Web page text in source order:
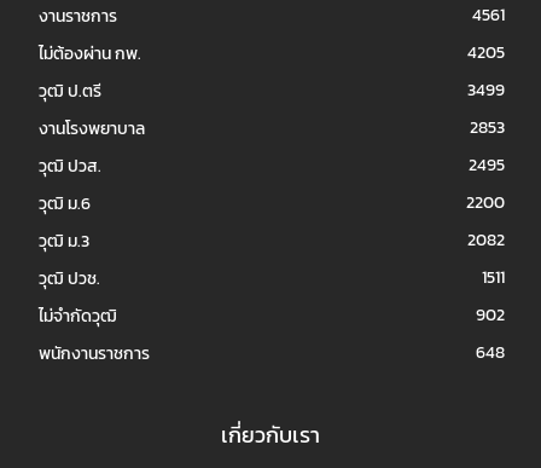
งานราชการ
4561
ไม่ต้องผ่าน กพ.
4205
วุฒิ ป.ตรี
3499
งานโรงพยาบาล
2853
วุฒิ ปวส.
2495
วุฒิ ม.6
2200
วุฒิ ม.3
2082
วุฒิ ปวช.
1511
ไม่จำกัดวุฒิ
902
พนักงานราชการ
648
เกี่ยวกับเรา